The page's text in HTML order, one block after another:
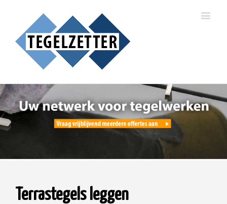
Terrastegels leggen